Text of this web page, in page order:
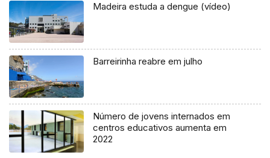
Madeira estuda a dengue (vídeo)
Barreirinha reabre em julho
Número de jovens internados em
centros educativos aumenta em
2022